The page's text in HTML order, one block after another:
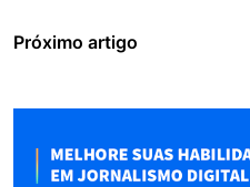
Próximo artigo